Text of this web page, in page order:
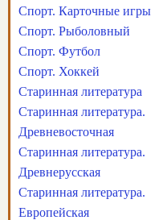
Спорт. Карточные игры
Спорт. Рыболовный
Спорт. Футбол
Спорт. Хоккей
Старинная литература
Старинная литература.
Древневосточная
Старинная литература.
Древнерусская
Старинная литература.
Европейская